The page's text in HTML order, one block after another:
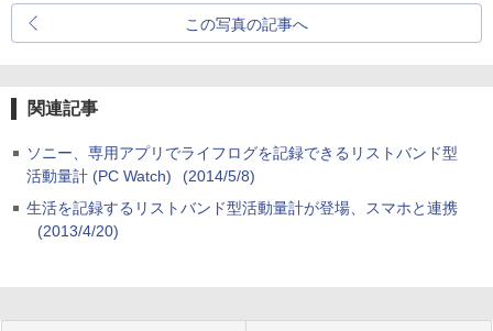
この写真の記事へ
関連記事
ソニー、専用アプリでライフログを記録できるリストバンド型
活動量計 (PC Watch)
(2014/5/8)
生活を記録するリストバンド型活動量計が登場、スマホと連携
(2013/4/20)